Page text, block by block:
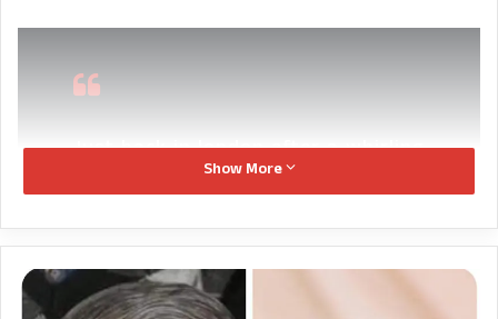
Just back in london after a whirling
#maldives
my#betterhalf @sushmitasen47–
a new beginning a new life finally.
Show More
हरक-
भगतदा